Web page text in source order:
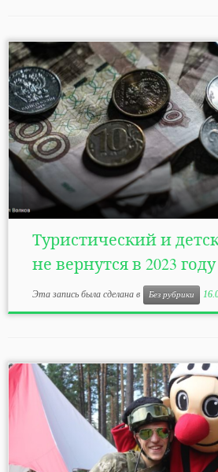
Туристический и
не вернутся в 2023 году
Эта запись была сделана в Без рубрики